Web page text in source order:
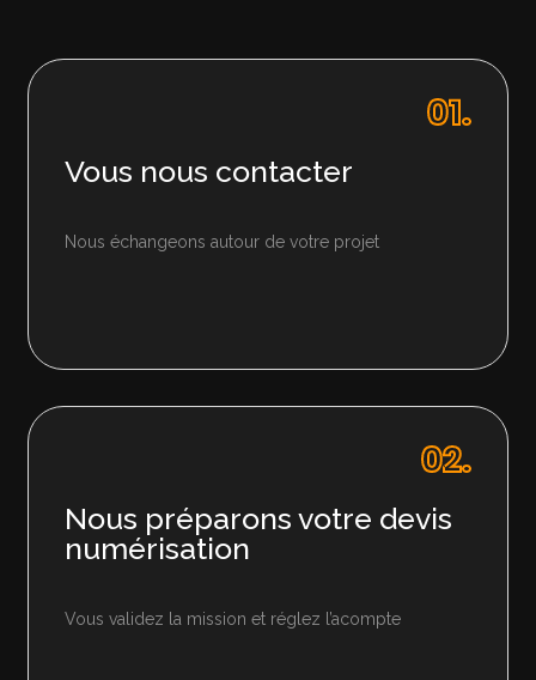
01.
Vous nous contacter
Nous échangeons autour de votre projet
02.
Nous préparons votre devis
numérisation
Vous validez la mission et réglez l’acompte